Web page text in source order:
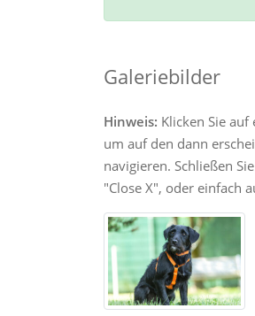
Galeriebilder
Hinweis: Klicken Sie
um auf den dann
navigieren. Schließen
"Close X", oder einfach